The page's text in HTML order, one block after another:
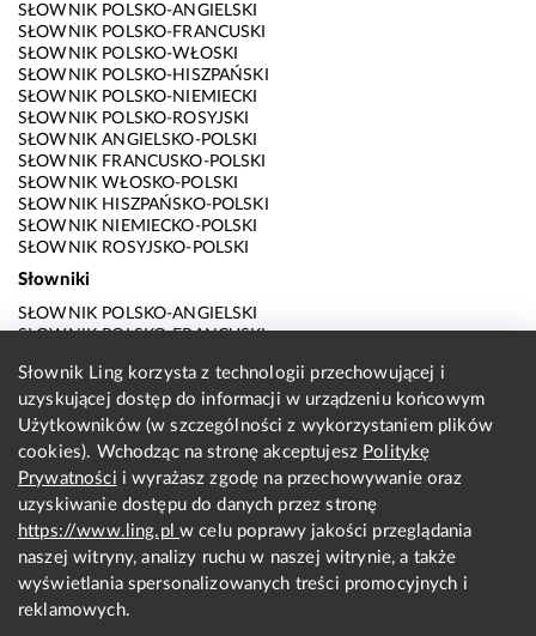
SŁOWNIK POLSKO-ANGIELSKI
SŁOWNIK POLSKO-FRANCUSKI
SŁOWNIK POLSKO-WŁOSKI
SŁOWNIK POLSKO-HISZPAŃSKI
SŁOWNIK POLSKO-NIEMIECKI
SŁOWNIK POLSKO-ROSYJSKI
SŁOWNIK ANGIELSKO-POLSKI
SŁOWNIK FRANCUSKO-POLSKI
SŁOWNIK WŁOSKO-POLSKI
SŁOWNIK HISZPAŃSKO-POLSKI
SŁOWNIK NIEMIECKO-POLSKI
SŁOWNIK ROSYJSKO-POLSKI
Słowniki
SŁOWNIK POLSKO-ANGIELSKI
SŁOWNIK POLSKO-FRANCUSKI
SŁOWNIK POLSKO-HISZPAŃSKI
SŁOWNIK POLSKO-NIEMIECKI
SŁOWNIK POLSKO-ROSYJSKI
SŁOWNIK ANGIELSKO-POLSKI
SŁOWNIK FRANCUSKO-POLSKI
SŁOWNIK WŁOSKO-POLSKI
SŁOWNIK HISZPAŃSKO-POLSKI
SŁOWNIK NIEMIECKO-POLSKI
SŁOWNIK ROSYJSKO-POLSKI
O nas
KONTAKT Z REDAKCJĄ
Słownik Ling korzysta z technologii przechowującej i
uzyskującej dostęp do informacji w urządzeniu końcowym
Użytkowników (w szczególności z wykorzystaniem plików
cookies). Wchodząc na stronę akceptujesz Politykę
Prywatności i wyrażasz zgodę na przechowywanie oraz
uzyskiwanie dostępu do danych przez stronę
https://www.ling.plw celu poprawy jakości przeglądania
naszej witryny, analizy ruchu w naszej witrynie, a także
wyświetlania spersonalizowanych treści promocyjnych i
reklamowych.